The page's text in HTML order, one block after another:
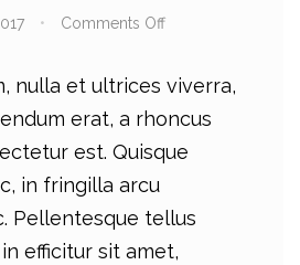
Comments Off
nulla et ultrices viverra,
erat, a rhoncus
est. Quisque
in fringilla arcu
Pellentesque tellus
efficitur sit amet,